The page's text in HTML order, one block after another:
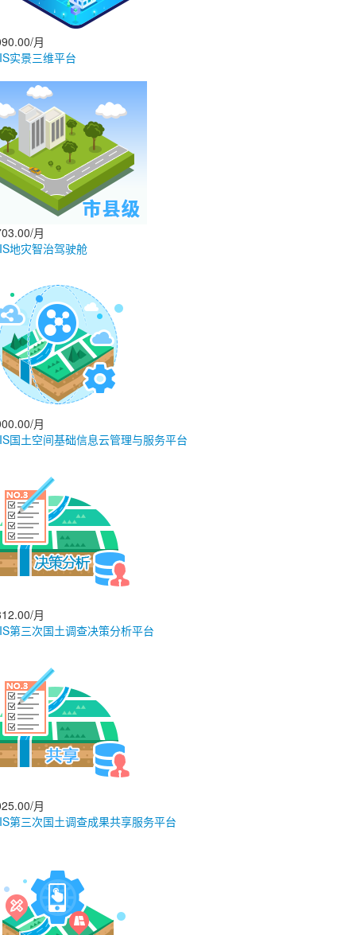
月
实景三维平台
月
地灾智治驾驶舱
月
国土空间基础信息云管理与服务平台
月
第三次国土调查决策分析平台
月
第三次国土调查成果共享服务平台